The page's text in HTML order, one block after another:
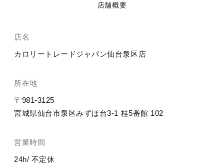
店舗概要
店名
カロリートレードジャパン仙台泉区店
所在地
〒981-3125
宮城県仙台市泉区みずほ台3-1 桂5番館 102
営業時間
24h/ 不定休